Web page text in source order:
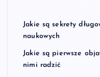
Jakie są sekrety
naukowych
Jakie są pierwsze
nimi radzić